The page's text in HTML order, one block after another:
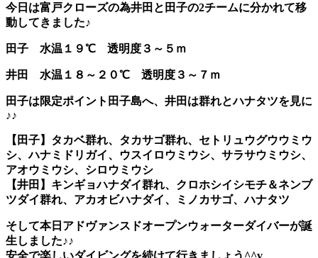
今日は富戸クローズの為井田と田子の2チームに分かれて移
動してきました♪
田子 水温１９℃ 透明度３～５ｍ
井田 水温１８～２０℃ 透明度３～７ｍ
田子は限定ポイント田子島へ、井田は群れとハナタツを見に
♪♪
【田子】タカベ群れ、タカサゴ群れ、セトリュウグウウミウ
シ、ハナミドリガイ、ウスイロウミウシ、サラサウミウシ、
アオウミウシ、シロウミウシ
【井田】キンギョハナダイ群れ、クロホシイシモチ＆ネンブ
ツダイ群れ、アカオビハナダイ、ミノカサゴ、ハナタツ
そして本日アドヴァンスドオープンウォーターダイバーが誕
生しました♪♪
安全で楽しいダイビングを続けて行きましょう^^v